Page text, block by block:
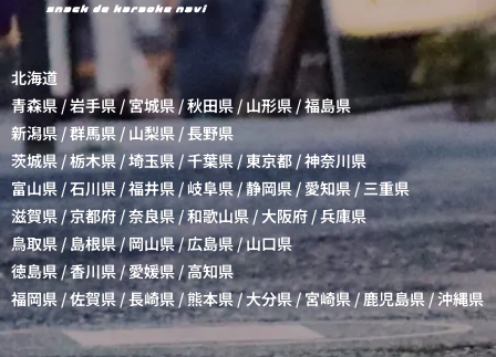
北海道
青森県/岩手県/宮城県/秋田県 / 山形県/福島県
新潟県/群馬県 / 山梨県 /長野県
茨城県 /栃木県/埼玉県/千葉県/東京都 /神奈川県
富山県 /石川県 /福井県/岐阜県/静岡県/愛知県/三重県
滋賀県/京都府/奈良県 /和歌山県/大阪府 /兵庫県
鳥取県 / 島根県/岡山県/広島県/山口県
徳島県/香川県/愛媛県 /高知県
福岡県 /佐賀県 /長崎県/熊本県/大分県/宮崎県/鹿児島県/沖縄県